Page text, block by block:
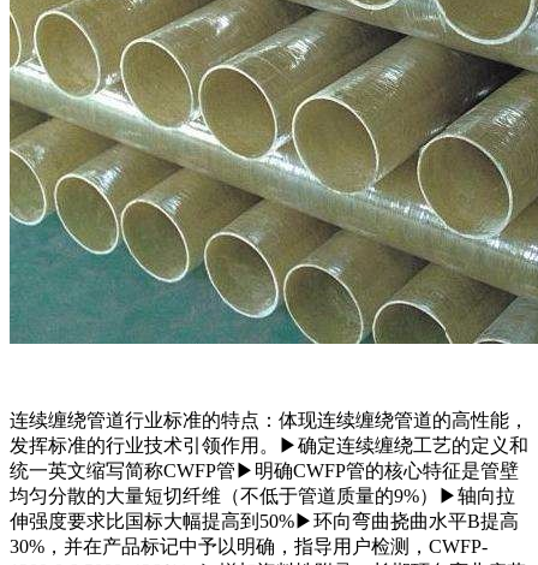
连续缠绕管道行业标准的特点：体现连续缠绕管道的高性能，
发挥标准的行业技术引领作用。▶确定连续缠绕工艺的定义和
统一英文缩写简称CWFP管▶明确CWFP管的核心特征是管壁
均匀分散的大量短切纤维（不低于管道质量的9%）▶轴向拉
伸强度要求比国标大幅提高到50%▶环向弯曲挠曲水平B提高
30%，并在产品标记中予以明确，指导用户检测，CWFP-